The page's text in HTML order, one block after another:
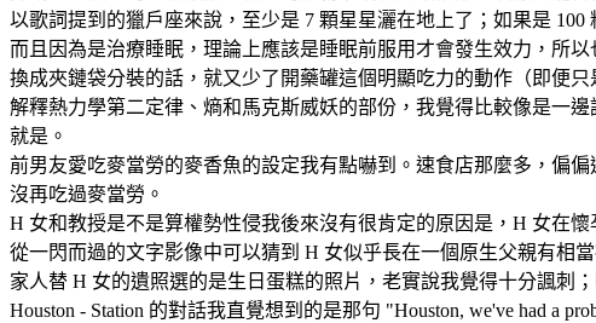
以歌詞提到的獵戶座來說，至少是 7 顆星星灑在地上了；如果是
而且因為是治療睡眠，理論上應該是睡眠前服用才會發生效力，所
換成夾鏈袋分裝的話，就又少了開藥罐這個明顯吃力的動作（即便
解釋熱力學第二定律、熵和馬克斯威妖的部份，我覺得比較像是一
就是。
前男友愛吃麥當勞的麥香魚的設定我有點嚇到。速食店那麼多，偏
沒再吃過麥當勞。
H 女和教授是不是算權勢性侵我後來沒有很肯定的原因是，H 女在
從一閃而過的文字影像中可以猜到 H 女似乎長在一個原生父親有
家人替 H 女的遺照選的是生日蛋糕的照片，老實說我覺得十分諷
Houston - Station 的對話我直覺想到的是那句 "Houston, we've had a